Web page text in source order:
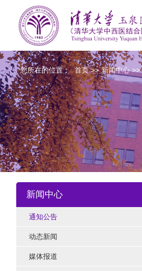
您所在的位置： 首页>> 新闻中心>>
新闻中心
通知公告
动态新闻
媒体报道